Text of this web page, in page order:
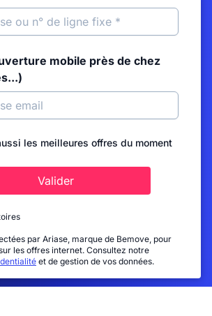
mobile près de chez
les meilleures offres du moment
Valider
par Ariase, marque de Bemove, pour
les offres internet. Consultez notre
et de gestion de vos données.